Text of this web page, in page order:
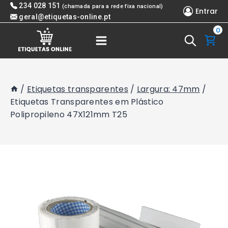
Skip 234 028 151 (chamada para a rede fixa nacional)
geral@etiquetas-online.pt
Entrar
0
/ Etiquetas transparentes / Largura: 47mm /
Etiquetas Transparentes em Plástico
Polipropileno 47X121mm T25